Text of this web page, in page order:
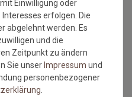
Versandkostenfrei*
Fussmatte Salonloewe
Maison Frame toffee 45x70
Grundpreis:40,95 €/Stück
inkl. ges. MwSt.
Versandkostenfrei*
Einwilligung oder
erfolgen. Die
abgelehnt werden. Es
und die
Zeitpunkt zu ändern
Sie unser Impressum und
personenbezogener